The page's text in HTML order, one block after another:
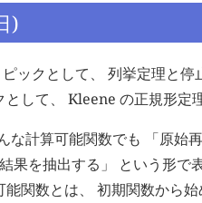
)
ックとして、 列挙定理と
して、 Kleene の正規形定
な計算可能関数でも 「原始
果を抽出する」 という形で
関数とは、 初期関数から